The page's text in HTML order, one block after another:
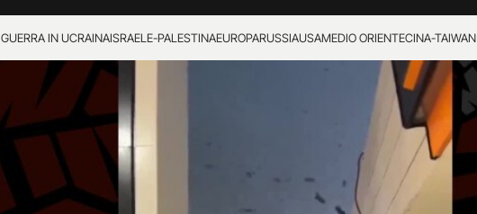
GUERRA IN UCRAINAISRAELE-PALESTINAEUROPARUSSIAUSAMEDIO ORIENTECINA-TAIWAN